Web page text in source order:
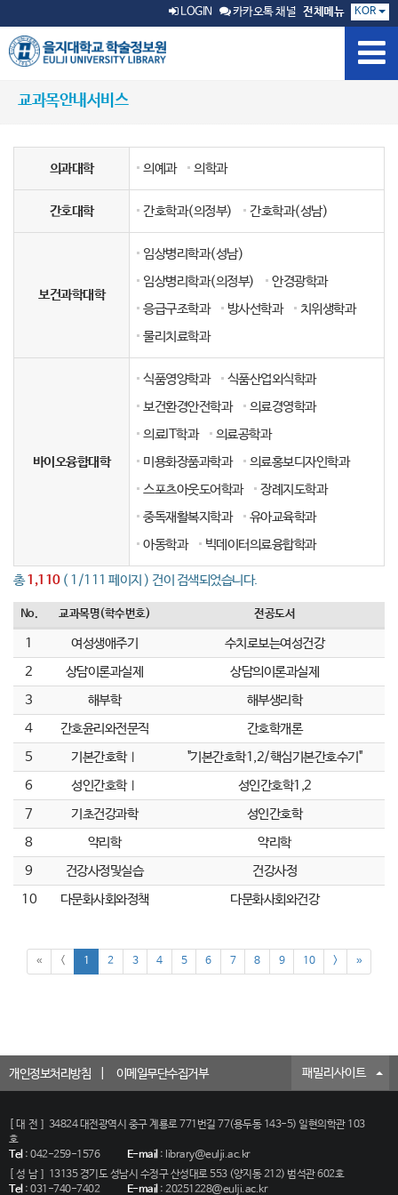
LOGIN 카카오톡 채널 전체메뉴 KOR
교과목안내서비스
의과대학 의예과 의학과
간호대학 간호학과(의정부) 간호학과(성남)
보건과학대학
임상병리학과(성남)
임상병리학과(의정부)
안경광학과
응급구조학과
방사선학과
치위생학과
물리치료학과
바이오융합대학
식품영양학과
식품산업외식학과
보건환경안전학과
의료경영학과
의료IT학과
의료공학과
미용화장품과학과
의료홍보디자인학과
스포츠아웃도어학과
장례지도학과
중독재활복지학과
유아교육학과
아동학과
빅데이터의료융합학과
총1,110( 1/111 페이지 ) 건이 검색되었습니다.
No. 교과목명(학수번호) 전공도서
1 여성생애주기
수치로보는여성건강
2
상담이론과실제
상담의이론과실제
3
해부학
해부생리학
4
간호윤리와전문직
간호학개론
5
기본간호학Ⅰ
"기본간호학1,2/핵심기본간호수기"
6
성인간호학Ⅰ
성인간호학1,2
7
기초건강과학
성인간호학
8
약리학
약리학
9
건강사정및실습
건강사정
10
다문화사회와정책 다문화사회와건강
« < 1 2 3 4 5 6 7 8 9 10 > »
개인정보처리방침 이메일무단수집거부 패밀리사이트
[대전]
34824 대전광역시 중구 계룡로 771번길 77(용두동 143-5) 일현의학관 103
호
Tel: 042-259-1576 E-mail: library@eulji.ac.kr
[성남]
13135 경기도 성남시 수정구 산성대로 553 (양지동 212) 범석관 602호
Tel: 031-740-7402 E-mail: 20251228@eulji.ac.kr